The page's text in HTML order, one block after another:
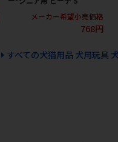
メーカー希望小売価格
768円
すべての犬猫用品 犬用玩具